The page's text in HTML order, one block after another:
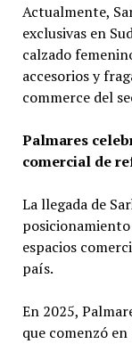
Actualmente,
exclusivas en
calzado
accesorios y
commerce del
Palmares
comercial de
La llegada de
espacios
país.
En 2025,
que comenzó